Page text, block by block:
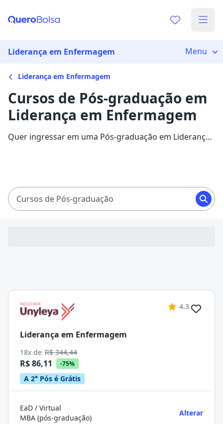
Liderança em Enfermagem Menu
Liderança em Enfermagem
Cursos de Pós-graduação em
Liderança em Enfermagem
Quer ingressar em uma Pós-graduação em Liderança
Cursos de Pós-graduação
4.3
Liderança em Enfermagem
18x de R$ 344,44
R$ 86,11 -75%
A 2° Pós é Grátis
EaD / Virtual
MBA (pós-graduação)
Alterar